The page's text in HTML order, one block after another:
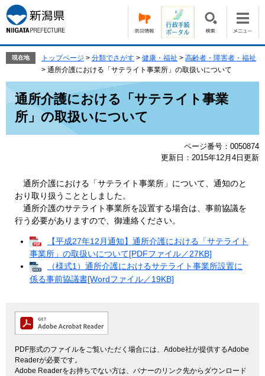
ー
ジ
の
で
す。
ニ
ュ
ー
ば
現在地 トップページ > 分類でさがす > 健康・福祉 > 高齢者・障害者・福祉
> 通所介護における「サテライト事業所」の取扱いについて
通所介護における「サテライト事業
所」の取扱いについて
ページ番号：0050874
更新日：2015年12月4日更新
通所介護における「サテライト事業所」について、通知のと
おり取り扱うこととしました。
通所介護のサテライト事業所を設置する場合は、事前協議を
行う必要がありますので、御連絡ください。
【平成27年12月通知】通所介護における「サテライト
事業所」の取扱いについて[PDFファイル／27KB]
（様式1）通所介護におけるサテライト事業所設置に
係る事前協議書[Wordファイル／19KB]
PDF形式のファイルをご覧いただく場合には、Adobe社が提供するAdobe
Readerが必要です。
Adobe Readerをお持ちでない方は、バナーのリンク先からダウンロード